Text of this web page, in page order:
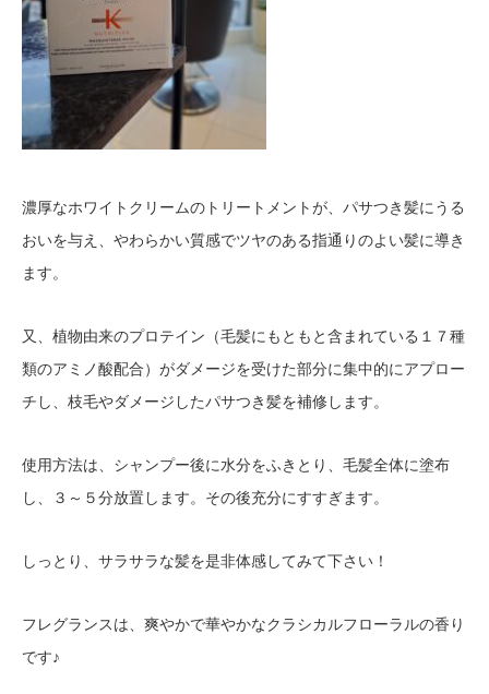
濃厚なホワイトクリームのトリートメントが、パサつき髪にうる
おいを与え、やわらかい質感でツヤのある指通りのよい髪に導き
ます。
又、植物由来のプロテイン（毛髪にもともと含まれている１７種
類のアミノ酸配合）がダメージを受けた部分に集中的にアプロー
チし、枝毛やダメージしたパサつき髪を補修します。
使用方法は、シャンプー後に水分をふきとり、毛髪全体に塗布
し、３～５分放置します。その後充分にすすぎます。
しっとり、サラサラな髪を是非体感してみて下さい！
フレグランスは、爽やかで華やかなクラシカルフローラルの香り
です♪